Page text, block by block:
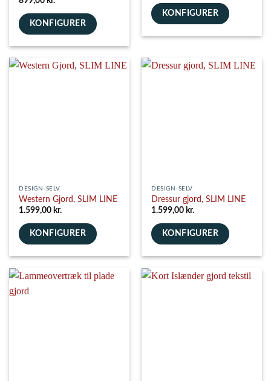
KONFIGURER
KONFIGURER
DESIGN-SELV
Western Gjord, SLIM LINE
1.599,00 kr.
KONFIGURER
DESIGN-SELV
Dressur gjord, SLIM LINE
1.599,00 kr.
KONFIGURER